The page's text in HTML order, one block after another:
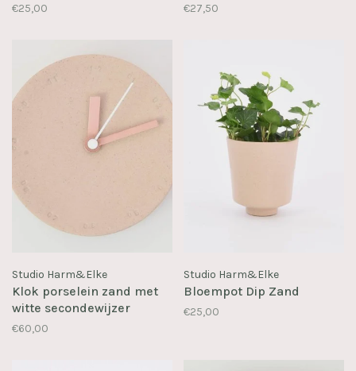
€25,00 €27,50
Studio Harm&Elke
Klok porselein zand met
witte secondewijzer
€60,00
Studio Harm&Elke
Bloempot Dip Zand
€25,00